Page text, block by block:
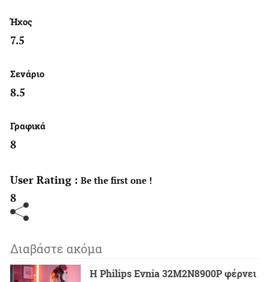
Ήχος
7.5
Σενάριο
8.5
Γραφικά
8
User Rating : Be the first one !
8
Διαβάστε ακόμα
Η Philips Evnia 32M2N8900P φέρνει